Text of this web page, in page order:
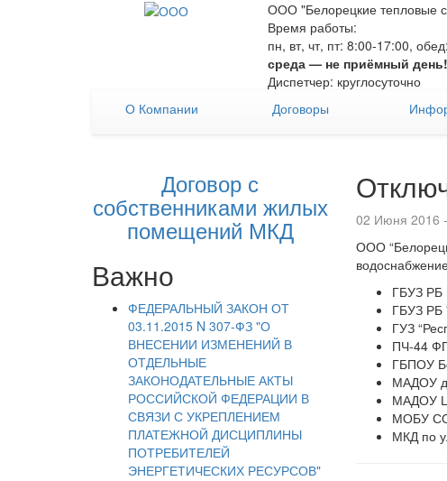
ООО "Белорецкие тепловые
Время работы:
пн, вт, чт, пт: 8:00-17:00,
среда — не приёмный день!
Диспетчер: круглосуточно
О Компании Договоры
02 Июня 2016
ООО
ГБУЗ РБ
ГБУЗ РБ
ГУЗ
ПЧ-44
ГБПОУ
МАДОУ
МАДОУ
МОБУ
МКД по
Договор с
собственниками жилых
помещений МКД
Важно
ФЕДЕРАЛЬНЫЙ ЗАКОН ОТ
03.11.2015 N 307-ФЗ "О
ВНЕСЕНИИ ИЗМЕНЕНИЙ В
ОТДЕЛЬНЫЕ
ЗАКОНОДАТЕЛЬНЫЕ АКТЫ
РОССИЙСКОЙ ФЕДЕРАЦИИ В
СВЯЗИ С УКРЕПЛЕНИЕМ
ПЛАТЕЖНОЙ ДИСЦИПЛИНЫ
ПОТРЕБИТЕЛЕЙ
ЭНЕРГЕТИЧЕСКИХ РЕСУРСОВ"